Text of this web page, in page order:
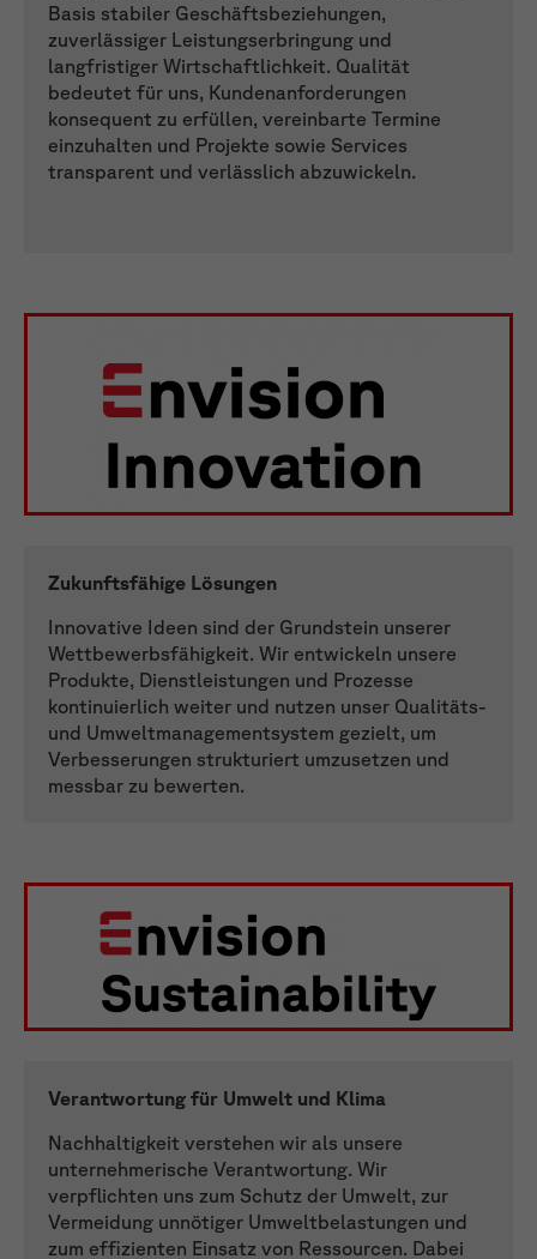
Basis stabiler Geschäftsbeziehungen,
zuverlässiger Leistungserbringung und
langfristiger Wirtschaftlichkeit. Qualität
bedeutet für uns, Kundenanforderungen
konsequent zu erfüllen, vereinbarte Termine
einzuhalten und Projekte sowie Services
transparent und verlässlich abzuwickeln.
Zukunftsfähige Lösungen
Innovative Ideen sind der Grundstein unserer
Wettbewerbsfähigkeit. Wir entwickeln unsere
Produkte, Dienstleistungen und Prozesse
kontinuierlich weiter und nutzen unser Qualitäts-
und Umweltmanagementsystem gezielt, um
Verbesserungen strukturiert umzusetzen und
messbar zu bewerten.
Verantwortung für Umwelt und Klima
Nachhaltigkeit verstehen wir als unsere
unternehmerische Verantwortung. Wir
verpflichten uns zum Schutz der Umwelt, zur
Vermeidung unnötiger Umweltbelastungen und
zum effizienten Einsatz von Ressourcen. Dabei